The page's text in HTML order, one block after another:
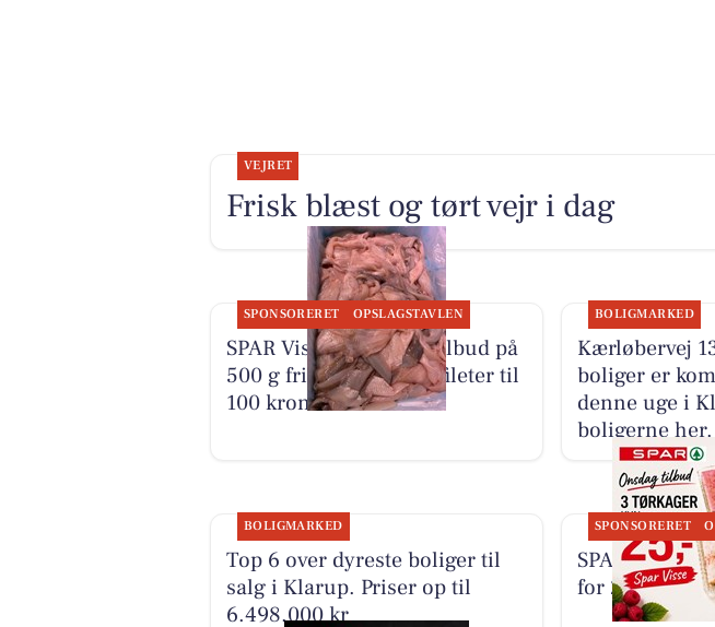
VEJRET
Frisk blæst og tørt vejr i dag
SPONSORERET OPSLAGSTAVLEN
SPAR Visse har ja tak-tilbud på
500 g friske rødspættefileter til
100 kroner
BOLIGMARKED
Kærløbervej
boliger er
denne uge i
boligerne her.
BOLIGMARKED
Top 6 over dyreste boliger til
salg i Klarup. Priser op til
6.498.000 kr
SPONSORERET
SPAR Visse
for 25 kr.